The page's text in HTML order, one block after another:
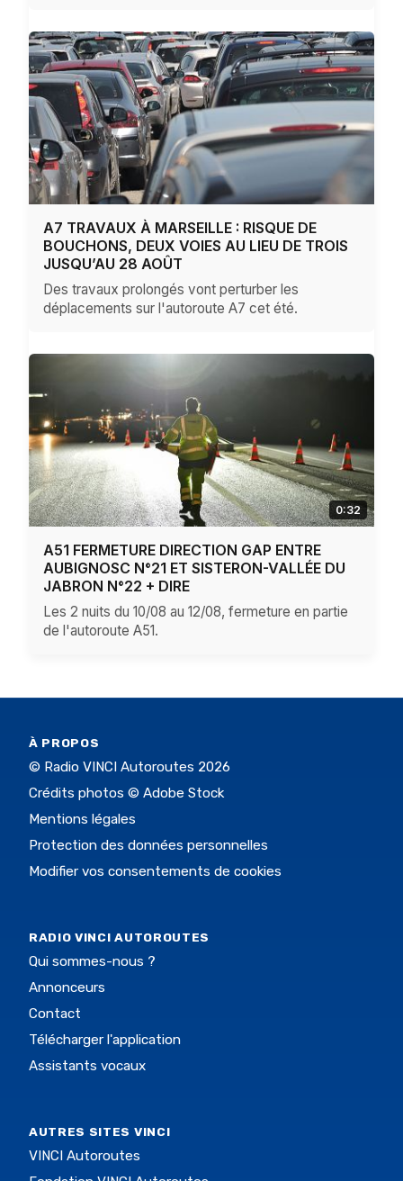
A7 TRAVAUX À MARSEILLE : RISQUE DE
BOUCHONS, DEUX VOIES AU LIEU DE TROIS
JUSQU’AU 28 AOÛT
Des travaux prolongés vont perturber les
déplacements sur l'autoroute A7 cet été.
0:32
A51 FERMETURE DIRECTION GAP ENTRE
AUBIGNOSC N°21 ET SISTERON-VALLÉE DU
JABRON N°22 + DIRE
Les 2 nuits du 10/08 au 12/08, fermeture en partie
de l'autoroute A51.
À PROPOS
© Radio VINCI Autoroutes 2026
Crédits photos © Adobe Stock
Mentions légales
Protection des données personnelles
Modifier vos consentements de cookies
RADIO VINCI AUTOROUTES
Qui sommes-nous ?
Annonceurs
Contact
Télécharger l'application
Assistants vocaux
AUTRES SITES VINCI
VINCI Autoroutes